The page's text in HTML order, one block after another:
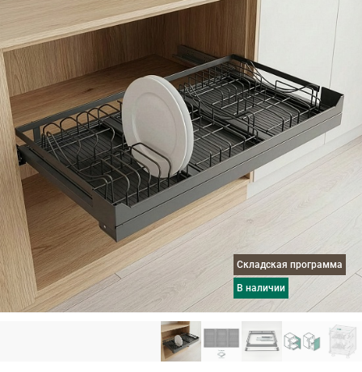
Складская программа
в наличии